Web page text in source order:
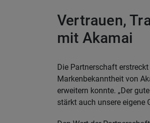
Vertrauen,
mit Akamai
Die Partnerschaft
Markenbekanntheit von
erweitern konnte. „Der
stärkt auch unsere eigene